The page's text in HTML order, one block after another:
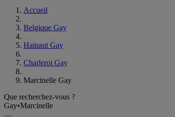
Accueil
Belgique Gay
Hainaut Gay
Charleroi Gay
Marcinelle Gay
Que recherchez-vous ?
Gay•Marcinelle